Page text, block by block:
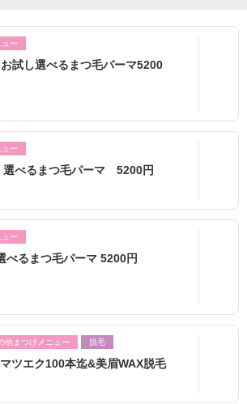
ー
お試し選べるまつ毛パーマ5200
ー
選べるまつ毛パーマ 5200円
ー
べるまつ毛パーマ 5200円
他まつげメニュー 脱毛
マツエク100本迄&美眉WAX脱毛